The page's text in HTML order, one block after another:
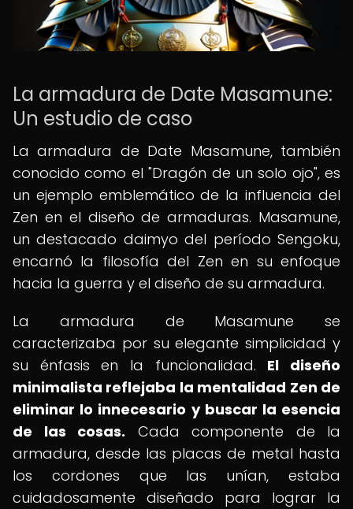
La armadura de Date Masamune:
Un estudio de caso
La armadura de Date Masamune, también
conocido como el "Dragón de un solo ojo", es
un ejemplo emblemático de la influencia del
Zen en el diseño de armaduras. Masamune,
un destacado daimyo del período Sengoku,
encarnó la filosofía del Zen en su enfoque
hacia la guerra y el diseño de su armadura.
La armadura de Masamune se
caracterizaba por su elegante simplicidad y
su énfasis en la funcionalidad. El diseño
minimalista reflejaba la mentalidad Zen de
eliminar lo innecesario y buscar la esencia
de las cosas. Cada componente de la
armadura, desde las placas de metal hasta
los cordones que las unían, estaba
cuidadosamente diseñado para lograr la